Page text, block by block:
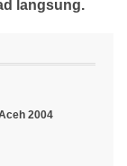
langsung.
2004